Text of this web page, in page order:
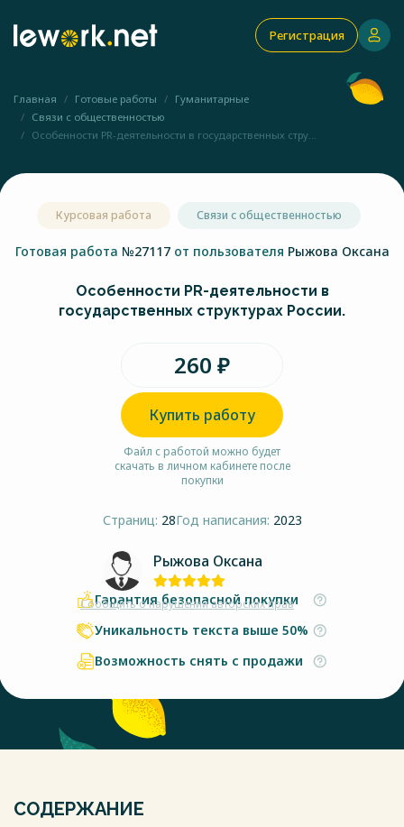
Регистрация
Главная Готовые работы
Гуманитарные
Связи с общественностью
Особенности PR-деятельности в государственных стру...
Курсовая работа Связи с общественностью
Готовая работа №27117 от пользователя Рыжова Оксана
Особенности PR-деятельности в
государственных структурах России.
260 ₽
Купить работу
Файл с работой можно будет
скачать в личном кабинете после
покупки
Страниц: 28Год написания: 2023
Рыжова Оксана
Сообщить о нарушении авторских прав
Гарантия безопасной покупки
Уникальность текста выше 50%
Возможность снять с продажи
СОДЕРЖАНИЕ